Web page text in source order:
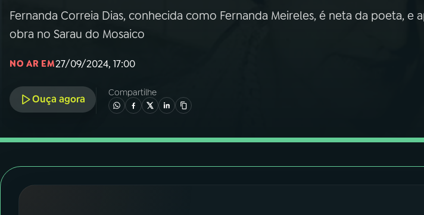
03PROGRAMAÇÃO
05 PODCASTS
Fernanda Correia Dias, conhecida como Fernanda Meireles, é neta da poeta, e
obra no Sarau do Mosaico
NO AR EM27/09/2024, 17:00
Ouça agora
Compartilhe